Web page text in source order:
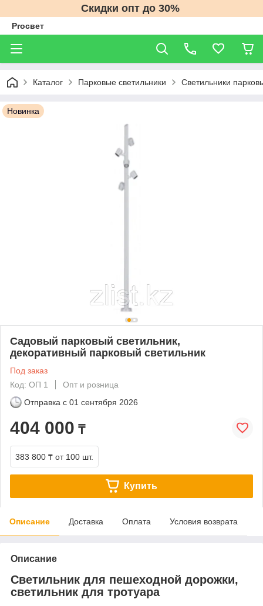
Скидки опт до 30%
Proсвет
Каталог Парковые светильники Светильники
Новинка
Садовый парковый светильник,
декоративный парковый светильник
Под заказ
Код: ОП 1
Опт и розница
Отправка с 01 сентября 2026
404 000 ₸
383 800 ₸ от 100 шт.
Купить
Описание Доставка Оплата Условия возврата
Описание
Светильник для пешеходной дорожки,
светильник для тротуара